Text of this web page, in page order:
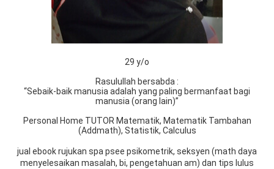
29 y/o
Rasulullah bersabda :
“Sebaik-baik manusia adalah yang paling bermanfaat bagi
manusia (orang lain)”
Personal Home TUTOR Matematik, Matematik Tambahan
(Addmath), Statistik, Calculus
jual ebook rujukan spa psee psikometrik, seksyen (math daya
menyelesaikan masalah, bi, pengetahuan am) dan tips lulus